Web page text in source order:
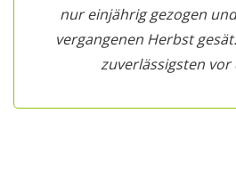
nur einjährig gezogen
vergangenen Herbst
zuverlässigsten vor